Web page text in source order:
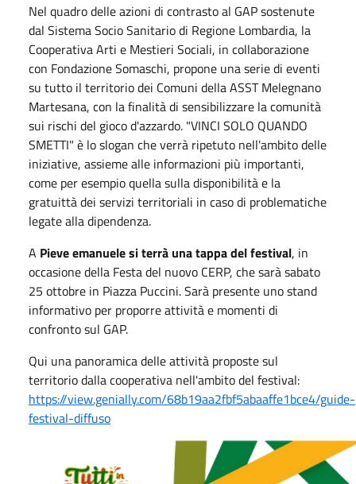
Nel quadro delle azioni di contrasto al GAP sostenute
dal Sistema Socio Sanitario di Regione Lombardia, la
Cooperativa Arti e Mestieri Sociali, in collaborazione
con Fondazione Somaschi, propone una serie di eventi
su tutto il territorio dei Comuni della ASST Melegnano
Martesana, con la finalità di sensibilizzare la comunità
sui rischi del gioco d'azzardo. "VINCI SOLO QUANDO
SMETTI" è lo slogan che verrà ripetuto nell'ambito delle
iniziative, assieme alle informazioni più importanti,
come per esempio quella sulla disponibilità e la
gratuittà dei servizi territoriali in caso di problematiche
legate alla dipendenza.
A Pieve emanuele si terrà una tappa del festival, in
occasione della Festa del nuovo CERP, che sarà sabato
25 ottobre in Piazza Puccini. Sarà presente uno stand
informativo per proporre attività e momenti di
confronto sul GAP.
Qui una panoramica delle attività proposte sul
territorio dalla cooperativa nell'ambito del festival:
https://view.genially.com/68b19aa2fbf5abaaffe1bce4/guide-
festival-diffuso